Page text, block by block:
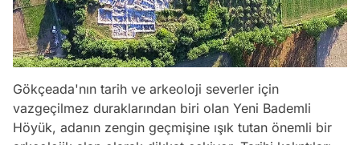
Gökçeada'nın tarih ve arkeoloji severler için
vazgeçilmez duraklarından biri olan Yeni Bademli
Höyük, adanın zengin geçmişine ışık tutan önemli bir